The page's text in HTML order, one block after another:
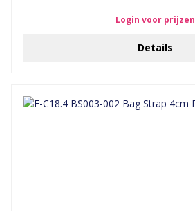
Login voor prijzen
Details